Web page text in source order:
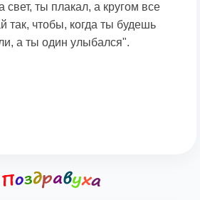
свет, ты плакал, а кругом все
так, чтобы, когда ты будешь
а ты один улыбался".